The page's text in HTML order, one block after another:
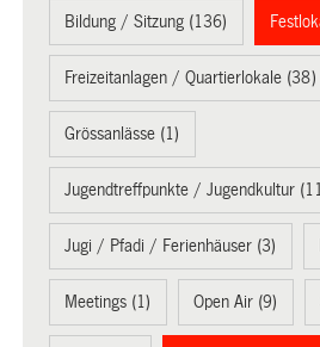
Bildung / Sitzung (136)
Freizeitanlagen / Quartierlokale (38)
Grössanlässe (1)
Jugendtreffpunkte / Jugendkultur
Jugi / Pfadi / Ferienhäuser (3)
Meetings (1) Open Air (9)